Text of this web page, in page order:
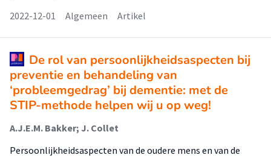
2022-12-01
Algemeen Artikel
De rol van persoonlijkheidsaspecten bij
preventie en behandeling van
‘probleemgedrag’ bij dementie: met de
STIP-methode helpen wij u op weg!
A.J.E.M. Bakker; J. Collet
Persoonlijkheidsaspecten van de oudere mens en van de